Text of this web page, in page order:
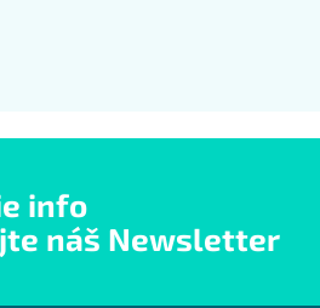
info
náš Newsletter